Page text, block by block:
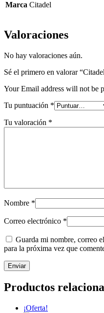
Marca Citadel
Valoraciones
No hay valoraciones aún.
Sé el primero en valorar
Your Email address will not be
Tu puntuación *
Tu valoración *
Nombre *
Correo electrónico *
Guarda mi nombre, correo
para la próxima vez que
Productos
¡Oferta!